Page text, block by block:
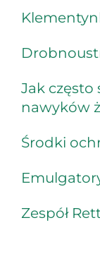
Jak często
nawyków
Środki
Zespół